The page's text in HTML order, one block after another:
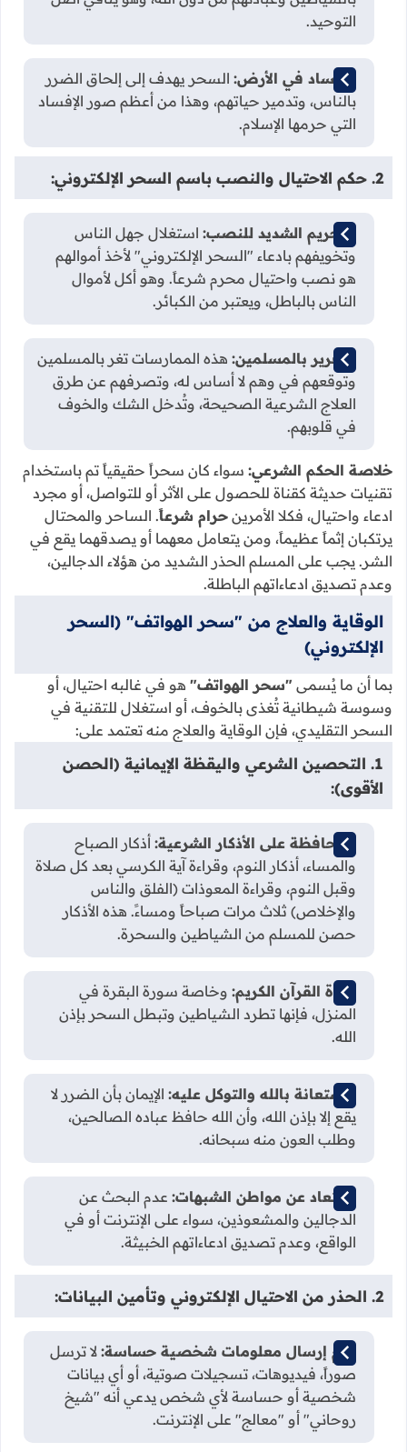
التوحيد.
الإفساد في الأرض: السحر يهدف إلى إلحاق الضرر
بالناس، وتدمير حياتهم، وهذا من أعظم صور الإفساد
التي حرمها الإسلام.
2. حكم الاحتيال والنصب باسم السحر الإلكتروني:
التحريم الشديد للنصب: استغلال جهل الناس
وتخويفهم بادعاء "السحر الإلكتروني" لأخذ أموالهم
هو نصب واحتيال محرم شرعاً. وهو أكل لأموال
الناس بالباطل، ويعتبر من الكبائر.
التغرير بالمسلمين: هذه الممارسات تغر بالمسلمين
وتوقعهم في وهم لا أساس له، وتصرفهم عن طرق
العلاج الشرعية الصحيحة، وتُدخل الشك والخوف
في قلوبهم.
خلاصة الحكم الشرعي: سواء كان سحراً حقيقياً تم باستخدام
تقنيات حديثة كقناة للحصول على الأثر أو للتواصل، أو مجرد
ادعاء واحتيال، فكلا الأمرين حرام شرعاً. الساحر والمحتال
يرتكبان إثماً عظيماً، ومن يتعامل معهما أو يصدقهما يقع في
الشر. يجب على المسلم الحذر الشديد من هؤلاء الدجالين،
وعدم تصديق ادعاءاتهم الباطلة.
الوقاية والعلاج من "سحر الهواتف" (السحر
الإلكتروني)
بما أن ما يُسمى "سحر الهواتف" هو في غالبه احتيال، أو
وسوسة شيطانية تُغذى بالخوف، أو استغلال للتقنية في
السحر التقليدي، فإن الوقاية والعلاج منه تعتمد على:
1. التحصين الشرعي واليقظة الإيمانية (الحصن
الأقوى):
المحافظة على الأذكار الشرعية: أذكار الصباح
والمساء، أذكار النوم، وقراءة آية الكرسي بعد كل صلاة
وقبل النوم، وقراءة المعوذات (الفلق والناس
والإخلاص) ثلاث مرات صباحاً ومساءً. هذه الأذكار
حصن للمسلم من الشياطين والسحرة.
تلاوة القرآن الكريم: وخاصة سورة البقرة في
المنزل، فإنها تطرد الشياطين وتبطل السحر بإذن
الله.
الاستعانة بالله والتوكل عليه: الإيمان بأن الضرر لا
يقع إلا بإذن الله، وأن الله حافظ عباده الصالحين،
وطلب العون منه سبحانه.
الابتعاد عن مواطن الشبهات: عدم البحث عن
الدجالين والمشعوذين، سواء على الإنترنت أو في
الواقع، وعدم تصديق ادعاءاتهم الخبيثة.
2. الحذر من الاحتيال الإلكتروني وتأمين البيانات:
عدم إرسال معلومات شخصية حساسة: لا ترسل
صوراً، فيديوهات، تسجيلات صوتية، أو أي بيانات
شخصية أو حساسة لأي شخص يدعي أنه "شيخ
روحاني" أو "معالج" على الإنترنت.